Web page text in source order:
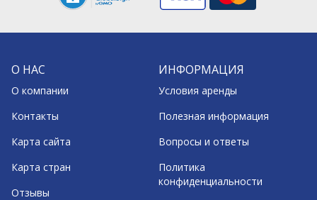
О НАС
О компании
Контакты
Карта сайта
Карта стран
Отзывы
ИНФОРМАЦИЯ
Условия аренды
Полезная информация
Вопросы и ответы
Политика
конфиденциальности